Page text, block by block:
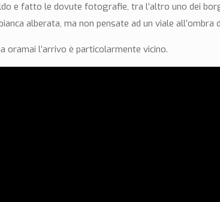
e fatto le dovute fotografie, tra l’altro uno dei
alberata, ma non pensate ad un viale
oramai l’arrivo è particolarmente vicino.